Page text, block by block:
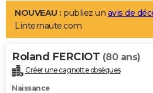
LIFESTYLE
Art de vivre
Bien-être
Loisirs
Mode
Modes de vie
Alimentation
Guide de la santé
Maladies
Médicaments
Sommeil
VOYAGE
Destinations
City break
Voyage nature
Voyage de noces
Forum
Climat
+PHOTO
NOUVEAU : publiez un avis de
Linternaute.com
Roland FERCIOT (80 ans)
Créer une cagnotte obsèques
Naissance